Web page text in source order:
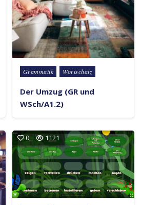
Posted in
Grammatik Wortschatz
Der Umzug (GR und
WSch/A1.2)
0 1121